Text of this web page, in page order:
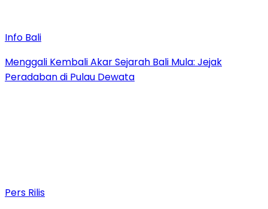
Info Bali
Menggali Kembali Akar Sejarah Bali Mula: Jejak
Peradaban di Pulau Dewata
Pers Rilis